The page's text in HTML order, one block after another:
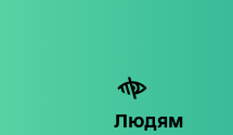
Людям